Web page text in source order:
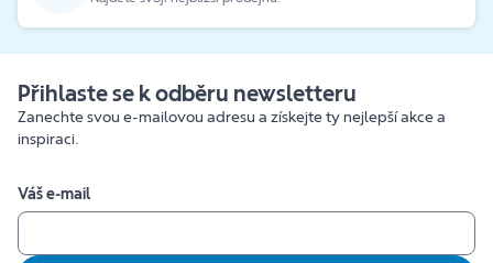
Přihlaste se k odběru newsletteru
Zanechte svou e-mailovou adresu a získejte ty nejlepší akce a
inspiraci.
Váš e-mail